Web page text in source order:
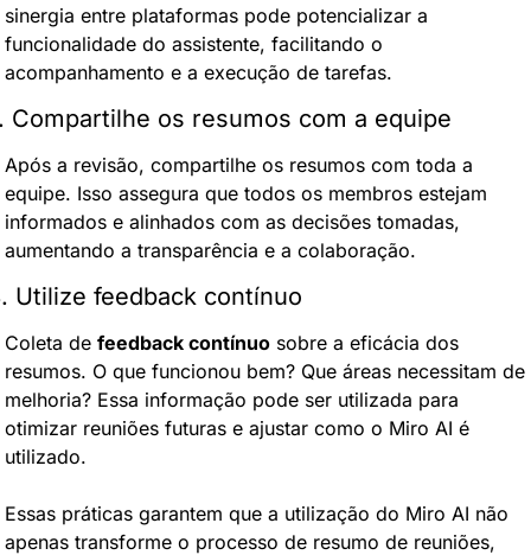
sinergia entre plataformas pode potencializar a
funcionalidade do assistente, facilitando o
acompanhamento e a execução de tarefas.
Compartilhe os resumos com a equipe
Após a revisão, compartilhe os resumos com toda a
equipe. Isso assegura que todos os membros estejam
informados e alinhados com as decisões tomadas,
aumentando a transparência e a colaboração.
Utilize feedback contínuo
Coleta de feedback contínuo sobre a eficácia dos
resumos. O que funcionou bem? Que áreas necessitam de
melhoria? Essa informação pode ser utilizada para
otimizar reuniões futuras e ajustar como o Miro AI é
utilizado.
Essas práticas garantem que a utilização do Miro AI não
apenas transforme o processo de resumo de reuniões,